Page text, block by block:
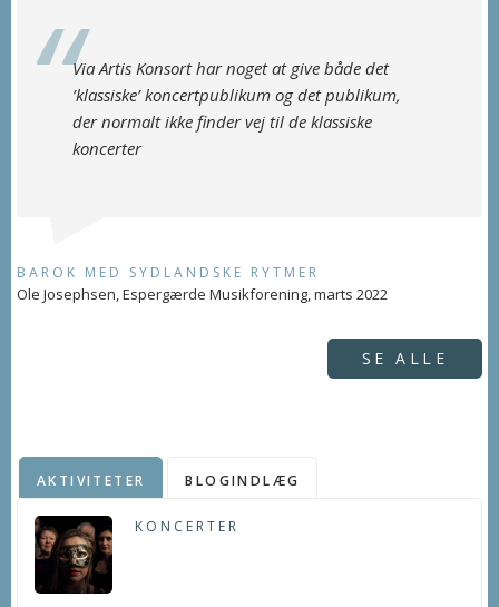
Via Artis Konsort har noget at give både det
’klassiske’ koncertpublikum og det publikum,
der normalt ikke finder vej til de klassiske
koncerter
BAROK MED SYDLANDSKE RYTMER
Ole Josephsen, Espergærde Musikforening, marts 2022
SE ALLE
AKTIVITETER BLOGINDLÆG
KONCERTER